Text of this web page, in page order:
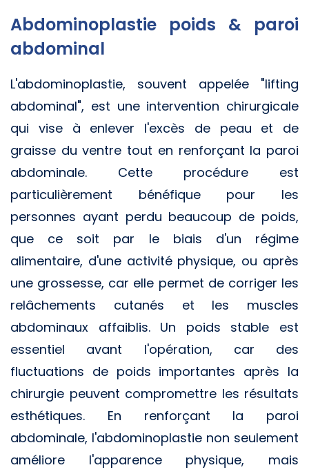
Abdominoplastie poids & paroi
abdominal
L'abdominoplastie, souvent appelée "lifting
abdominal", est une intervention chirurgicale
qui vise à enlever l'excès de peau et de
graisse du ventre tout en renforçant la paroi
abdominale. Cette procédure est
particulièrement bénéfique pour les
personnes ayant perdu beaucoup de poids,
que ce soit par le biais d'un régime
alimentaire, d'une activité physique, ou après
une grossesse, car elle permet de corriger les
relâchements cutanés et les muscles
abdominaux affaiblis. Un poids stable est
essentiel avant l'opération, car des
fluctuations de poids importantes après la
chirurgie peuvent compromettre les résultats
esthétiques. En renforçant la paroi
abdominale, l'abdominoplastie non seulement
améliore l'apparence physique, mais